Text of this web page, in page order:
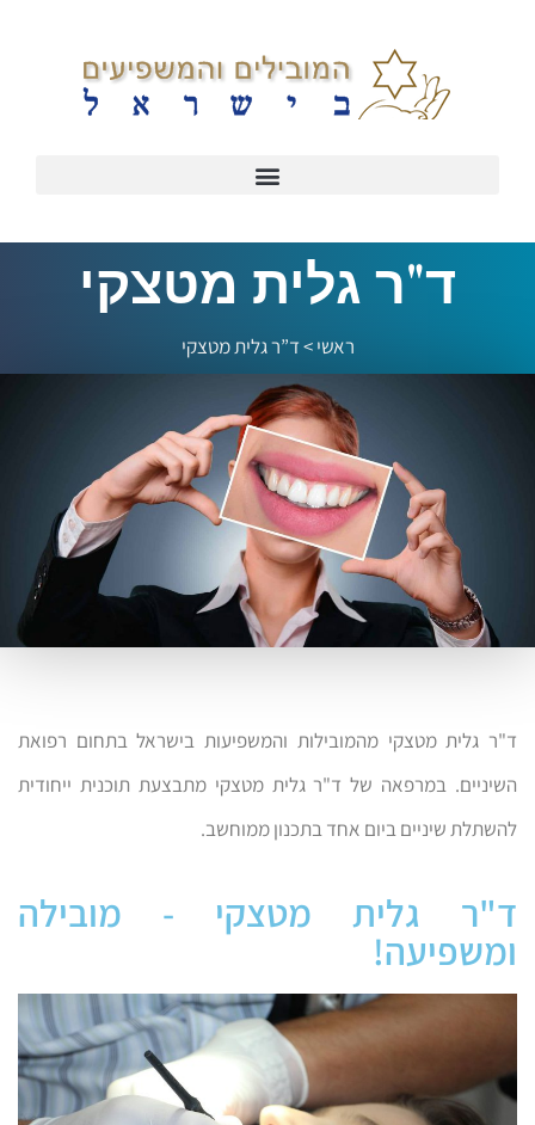
ד"ר גלית מטצקי
ראשי>ד”ר גלית מטצקי
ד"ר גלית מטצקי מהמובילות והמשפיעות בישראל בתחום רפואת
השיניים. במרפאה של ד"ר גלית מטצקי מתבצעת תוכנית ייחודית
להשתלת שיניים ביום אחד בתכנון ממוחשב.
ד"ר גלית מטצקי - מובילה
ומשפיעה!